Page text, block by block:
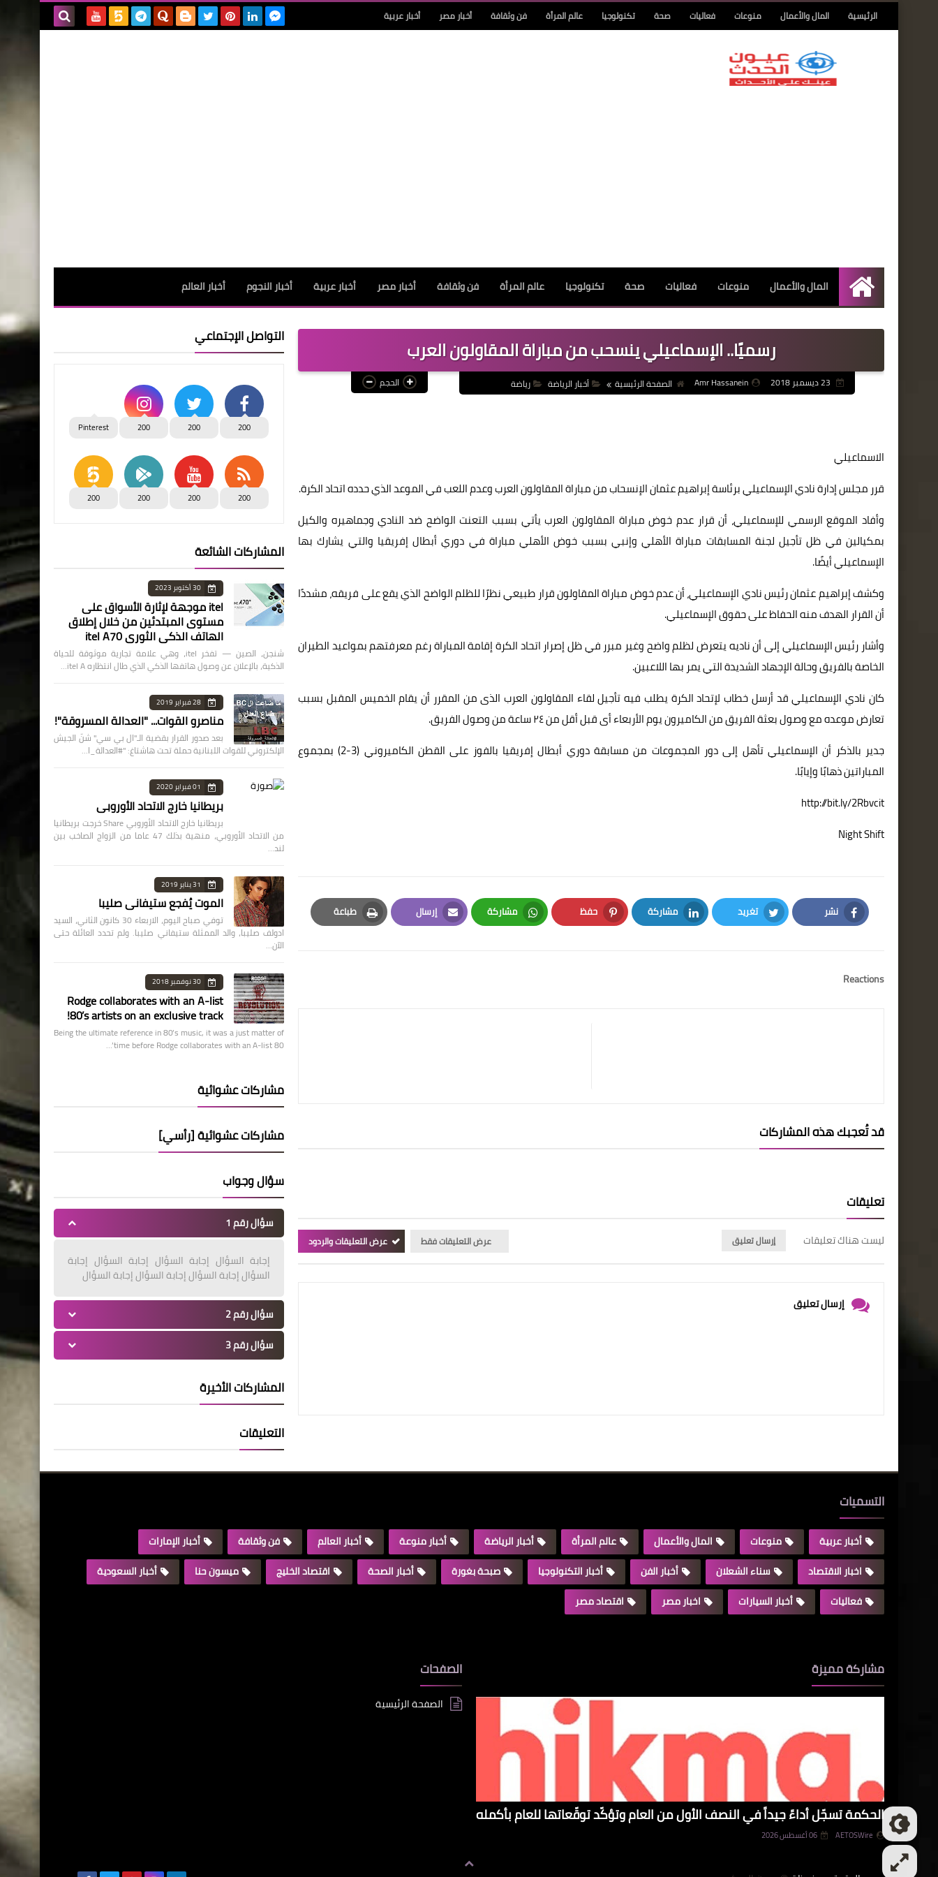
الرئيسية المال والأعمال منوعات فعاليات صحة تكنولوجيا عالم المرأة فن وثقافة أخبار مصر أخبار عربية
الرئيسية
المال والأعمال منوعات فعاليات صحة تكنولوجيا عالم المرأة فن وثقافة أخبار مصر أخبار عربية أخبار النجوم أخبار العالم
رسميًا.. الإسماعيلي ينسحب من مباراة المقاولون العرب
Amr Hassanein الصفحة الرئيسية أخبار الرياضة رياضة الحجم
الاسماعيلي
قرر مجلس إدارة نادي الإسماعيلي برئاسة إبراهيم عثمان الإنسحاب من مباراة المقاولون العرب وعدم اللعب في الموعد الذي حدده اتحاد الكرة.
وأفاد الموقع الرسمي للإسماعيلي، أن قرار عدم خوض مباراة المقاولون العرب يأتي بسبب التعنت الواضح ضد النادي وجماهيره والكيل
بمكيالين في ظل تأجيل لجنة المسابقات مباراة الأهلي وإنبي بسبب خوض الأهلي مباراة في دوري أبطال إفريقيا والتي يشارك بها
الإسماعيلي أيضًا.
وكشف إبراهيم عثمان رئيس نادي الإسماعيلي، أن عدم خوض مباراة المقاولون قرار طبيعي نظرًا للظلم الواضح الذي يقع على فريقه، مشددًا
أن القرار الهدف منه الحفاظ على حقوق الإسماعيلي.
وأشار رئيس الإسماعيلي إلى أن ناديه يتعرض لظلم واضح وغير مبرر في ظل إصرار اتحاد الكرة إقامة المباراة رغم معرفتهم بمواعيد الطيران
الخاصة بالفريق وحالة الإجهاد الشديدة التي يمر بها اللاعبين.
كان نادي الإسماعيلي قد أرسل خطاب لإتحاد الكرة يطلب فيه تأجيل لقاء المقاولون العرب الذى من المقرر أن يقام الخميس المقبل بسبب
تعارض موعده مع وصول بعثة الفريق من الكاميرون يوم الأربعاء أى قبل أقل من ٢٤ ساعة من وصول الفريق.
جدير بالذكر أن الإسماعيلي تأهل إلى دور المجموعات من مسابقة دوري أبطال إفريقيا بالفوز على القطن الكاميروني (3-2) بمجموع
المباراتين ذهابًا وإيابًا.
http://bit.ly/2Rbvcit
Night Shift
نشر
Facebook
تغريد
Twitter
مشاركة
LinkedIn
حفظ
Pinterest
مشاركة
Whatsapp
إرسال
Email
طباعة
Print
Reactions
قد تُعجبك هذه المشاركات
تعليقات
ليست هناك تعليقات إرسال تعليق عرض التعليقات فقط عرض التعليقات والردود
إرسال تعليق
التواصل الإجتماعي
200
200
200
Pinterest
200
200
200
200
المشاركات الشائعة
30 أكتوبر 2023
itel موجهة لإثارة الأسواق على
مستوى المبتدئين من خلال إطلاق
الهاتف الذكي الثوري itel A70
شنجن، الصين — تفخر itel، وهي علامة تجارية موثوقة للحياة
الذكية، بالإعلان عن وصول هاتفها الذكي الذي طال انتظاره itel A…
28 فبراير 2019
مناصرو القوات... "العدالة المسروقة"!
بعد صدور القرار بقضية الـ"ال بي سي" شنّ الجيش
الإلكتروني للقوات اللبنانية حملة تحت هاشتاغ: "#العدالة_ا…
01 فبراير 2020
بريطانيا خارج الاتحاد الأوروبي
بريطانيا خارج الاتحاد الأوروبي Share خرجت بريطانيا
من الاتحاد الأوروبي، منهية بذلك 47 عاما من الزواج الصاخب بين
لند…
31 يناير 2019
الموت يُفجع ستيفاني صليبا
توفي صباح اليوم، الاربعاء 30 كانون الثاني، السيد
ادولف صليبا، والد الممثلة ستيفاني صليبا. ولم تحدد العائلة حتى
الآن…
30 نوفمبر 2018
Rodge collaborates with an A-list
80’s artists on an exclusive track!
Being the ultimate reference in 80’s music, it was a just matter of
time before Rodge collaborates with an A-list 80’…
مشاركات عشوائية
مشاركات عشوائية [رأسي]
سؤال وجواب
سؤال رقم 1
إجابة السؤال إجابة السؤال إجابة السؤال إجابة
السؤال إجابة السؤال إجابة السؤال إجابة السؤال
سؤال رقم 2
سؤال رقم 3
المشاركات الأخيرة
التعليقات
التسميات
أخبار عربية منوعات المال والأعمال عالم المرأة أخبار الرياضة أخبار منوعة أخبار العالم فن وثقافة
أخبار الإمارات
اخبار الاقتصاد
سناء الشعلان أخبار الفن أخبار التكنولوجيا صبحة بغورة أخبار الصحة اقتصاد الخليج ميسون حنا
أخبار السعودية
فعاليات
أخبار السيارات اخبار مصر اقتصاد مصر
مشاركة مميزة
الحكمة تسجّل أداءً جيداً في النصف الأول من العام وتؤكّد توقّعاتها للعام بأكمله
AETOSWire 06 أغسطس 2026
الصفحات
الصفحة الرئيسية